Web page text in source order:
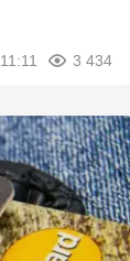
3 434